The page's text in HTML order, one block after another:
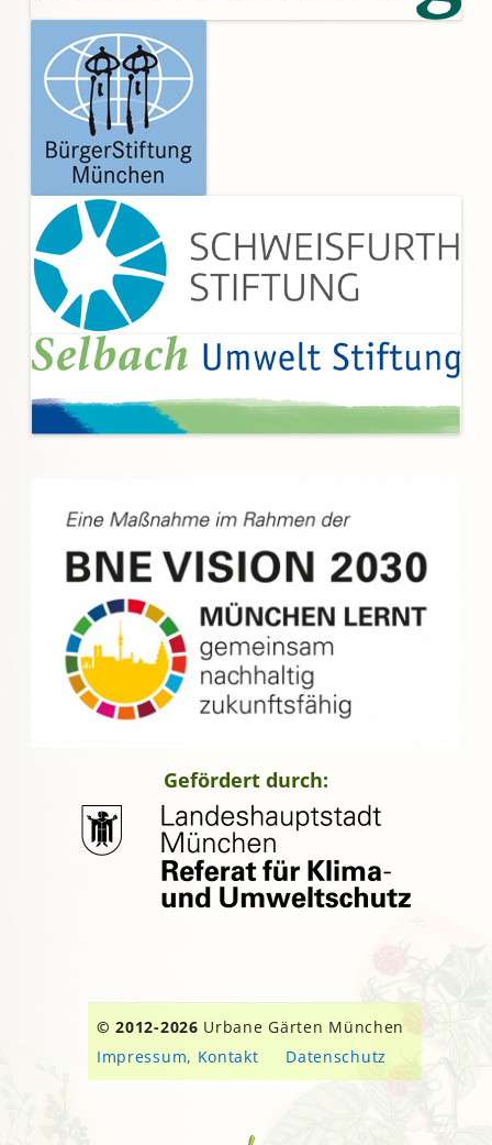
Gefördert durch:
© 2012-2026 Urbane Gärten München
Impressum, Kontakt
Datenschutz